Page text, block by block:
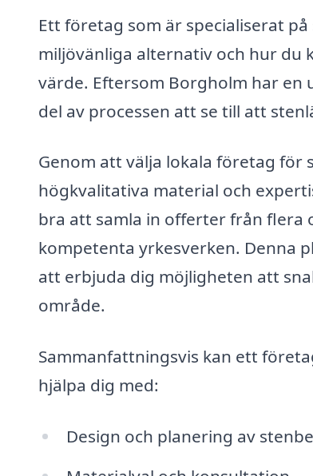
Ett företag som är specialiserat
miljövänliga alternativ och hur
värde. Eftersom Borgholm har
del av processen att se till att
Genom att välja lokala företag
högkvalitativa material och
bra att samla in offerter från flera
kompetenta yrkesverken. Denna
att erbjuda dig möjligheten att
område.
Sammanfattningsvis kan ett
hjälpa dig med:
Design och planering av